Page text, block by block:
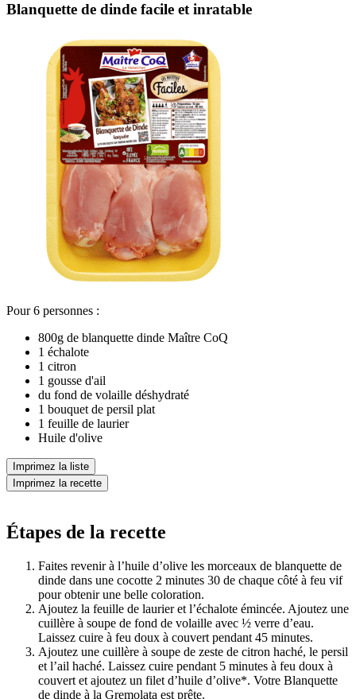
Blanquette de dinde facile et inratable
Pour 6 personnes :
800g de blanquette dinde Maître CoQ
1 échalote
1 citron
1 gousse d'ail
du fond de volaille déshydraté
1 bouquet de persil plat
1 feuille de laurier
Huile d'olive
Imprimez la liste
Imprimez la recette
Étapes de la recette
Faites revenir à l’huile d’olive les morceaux de blanquette de
dinde dans une cocotte 2 minutes 30 de chaque côté à feu vif
pour obtenir une belle coloration.
Ajoutez la feuille de laurier et l’échalote émincée. Ajoutez une
cuillère à soupe de fond de volaille avec ½ verre d’eau.
Laissez cuire à feu doux à couvert pendant 45 minutes.
Ajoutez une cuillère à soupe de zeste de citron haché, le persil
et l’ail haché. Laissez cuire pendant 5 minutes à feu doux à
couvert et ajoutez un filet d’huile d’olive*. Votre Blanquette
de dinde à la Gremolata est prête.